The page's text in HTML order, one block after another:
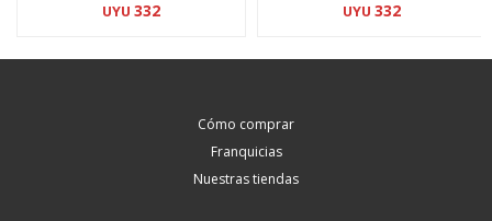
UYU 332 UYU 332
Cómo comprar
Franquicias
Nuestras tiendas